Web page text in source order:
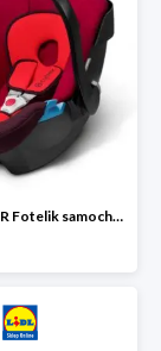
CYBEX SILVER Fotelik samochodowy